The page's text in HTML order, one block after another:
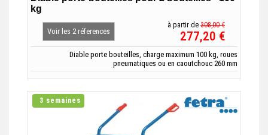
kg
Voir les 2 réferences
à partir de 308,00 €
277,20 €
Diable porte bouteilles, charge maximum 100 kg, roues
pneumatiques ou en caoutchouc 260 mm
3 semaines